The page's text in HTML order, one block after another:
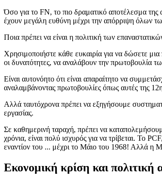
Όσο για το FN, το πιο δραματικό αποτέλεσμα της
έχουν μεγάλη ευθύνη μέχρι την απόρριψη όλων
Ποια πρέπει να είναι η πολιτική των
Χρησιμοποιήστε κάθε ευκαιρία για να δώσετε
οι δυνατότητες, να αναλάβουν την πρωτοβουλία
Είναι αυτονόητο ότι είναι απαραίτητο να
αναλαμβάνοντας πρωτοβουλίες όπως αυτές της
Αλλά ταυτόχρονα πρέπει να εξηγήσουμε
εργασίας.
Σε καθημερινή ταραχή, πρέπει να
χρόνια, είναι πολύ ισχυρός για να τρίβεται. Το
εναντίον του ... μέχρι το Μάιο του 1968! Αλλά η
Εκονομική κρίση και πολιτική